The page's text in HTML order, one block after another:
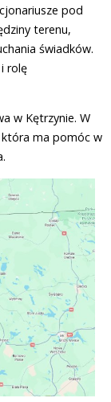
pod
terenu,
świadków.
rolę
w Kętrzynie. W
która ma pomóc w